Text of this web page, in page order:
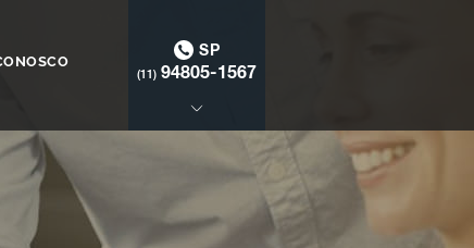
SP
(11) 94805-1567